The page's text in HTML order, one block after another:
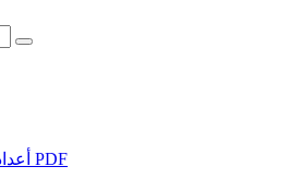
أعداد المجلة بصيغة PDF